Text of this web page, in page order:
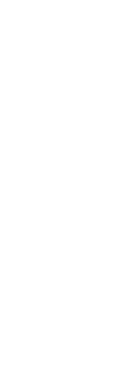
Наш сайт
и повысить